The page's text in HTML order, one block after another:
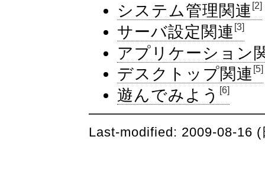
システム管理関連 [2]
サーバ設定関連 [3]
アプリケーション
デスクトップ関連 [5]
遊んでみよう [6]
Last-modified: 2009-08-16